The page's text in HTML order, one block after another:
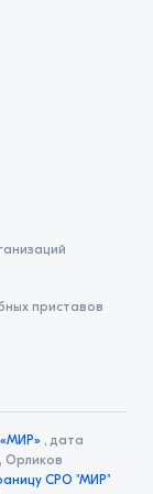
приставов
, дата
Орликов
СРО "МИР"